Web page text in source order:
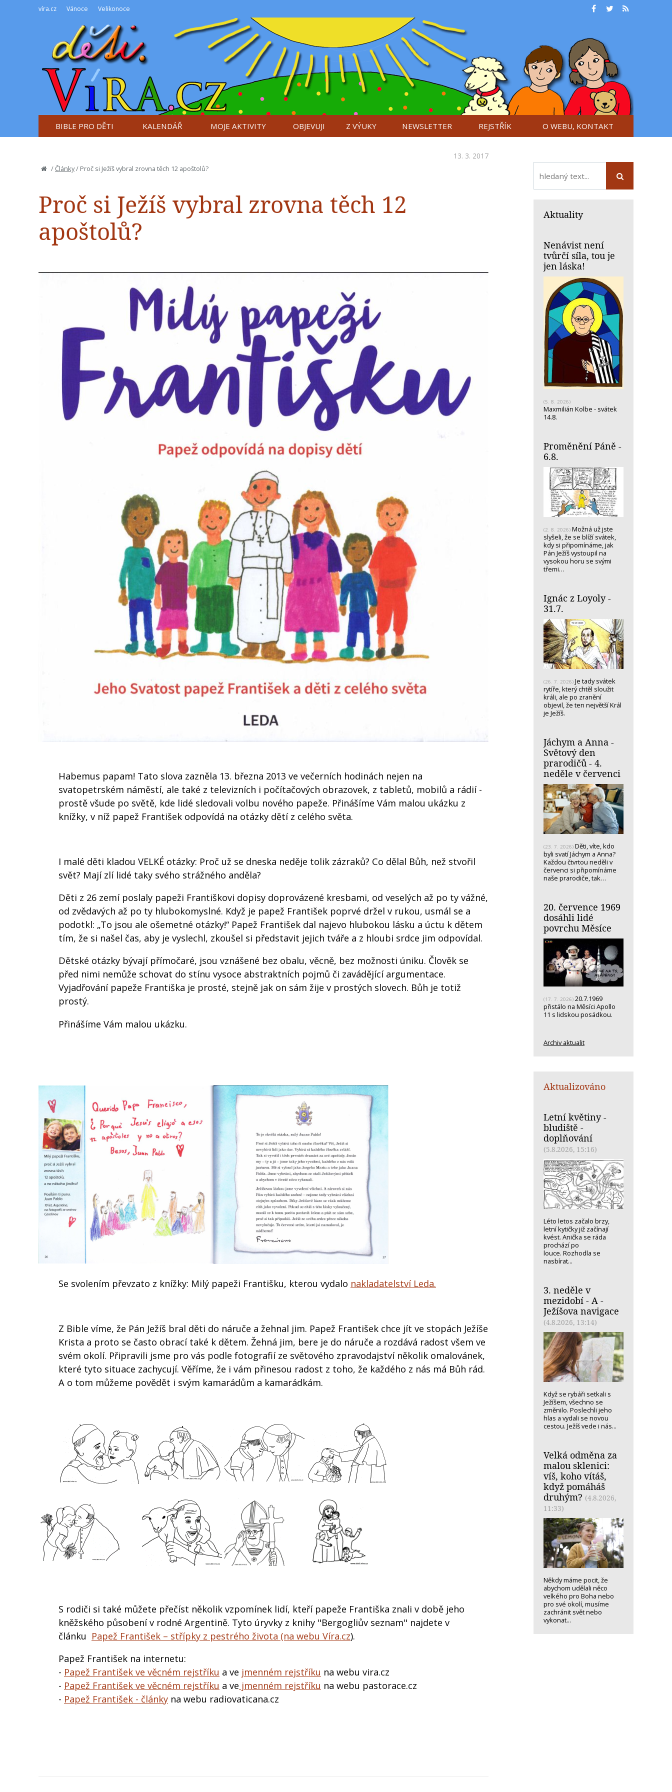
víra.cz Vánoce Velikonoce
BIBLE PRO DĚTI KALENDÁŘ MOJE AKTIVITY OBJEVUJI Z VÝUKY NEWSLETTER REJSTŘÍK O WEBU, KONTAKT
13. 3. 2017
/Články/ Proč si Ježíš vybral zrovna těch 12 apoštolů?
Proč si Ježíš vybral zrovna těch 12
apoštolů?
Habemus papam! Tato slova zazněla 13. března 2013 ve večerních hodinách nejen na
svatopetrském náměstí, ale také z televizních i počítačových obrazovek, z tabletů, mobilů a rádií -
prostě všude po světě, kde lidé sledovali volbu nového papeže. Přinášíme Vám malou ukázku z
knížky, v níž papež František odpovídá na otázky dětí z celého světa.
I malé děti kladou VELKÉ otázky: Proč už se dneska neděje tolik zázraků? Co dělal Bůh, než stvořil
svět? Mají zlí lidé taky svého strážného anděla?
Děti z 26 zemí poslaly papeži Františkovi dopisy doprovázené kresbami, od veselých až po ty vážné,
od zvědavých až po ty hlubokomyslné. Když je papež František poprvé držel v rukou, usmál se a
podotkl: „To jsou ale ošemetné otázky!“ Papež František dal najevo hlubokou lásku a úctu k dětem
tím, že si našel čas, aby je vyslechl, zkoušel si představit jejich tváře a z hloubi srdce jim odpovídal.
Dětské otázky bývají přímočaré, jsou vznášené bez obalu, věcně, bez možnosti úniku. Člověk se
před nimi nemůže schovat do stínu vysoce abstraktních pojmů či zavádějící argumentace.
Vyjadřování papeže Františka je prosté, stejně jak on sám žije v prostých slovech. Bůh je totiž
prostý.
Přinášíme Vám malou ukázku.
Se svolením převzato z knížky: Milý papeži Františku, kterou vydalo nakladatelství Leda.
Z Bible víme, že Pán Ježíš bral děti do náruče a žehnal jim. Papež František chce jít ve stopách Ježíše
Krista a proto se často obrací také k dětem. Žehná jim, bere je do náruče a rozdává radost všem ve
svém okolí. Připravili jsme pro vás podle fotografií ze světového zpravodajství několik omalovánek,
které tyto situace zachycují. Věříme, že i vám přinesou radost z toho, že každého z nás má Bůh rád.
A o tom můžeme povědět i svým kamarádům a kamarádkám.
S rodiči si také můžete přečíst několik vzpomínek lidí, kteří papeže Františka znali v době jeho
kněžského působení v rodné Argentině. Tyto úryvky z knihy "Bergogliův seznam" najdete v
článku Papež František – střípky z pestrého života (na webu Víra.cz).
Papež František na internetu:
- Papež František ve věcném rejstříku a ve jmenném rejstříku na webu vira.cz
- Papež František ve věcném rejstříku a ve jmenném rejstříku na webu pastorace.cz
- Papež František - články na webu radiovaticana.cz
Aktuality
Nenávist není
tvůrčí síla, tou je
jen láska!
(5. 8. 2026)
Maxmilián Kolbe - svátek
14.8.
Proměnění Páně -
6.8.
(2. 8. 2026) Možná už jste
slyšeli, že se blíží svátek,
kdy si připomínáme, jak
Pán Ježíš vystoupil na
vysokou horu se svými
třemi…
Ignác z Loyoly -
31.7.
(26. 7. 2026) Je tady svátek
rytíře, který chtěl sloužit
králi, ale po zranění
objevil, že ten největší Král
je Ježíš.
Jáchym a Anna -
Světový den
prarodičů - 4.
neděle v červenci
(23. 7. 2026) Děti, víte, kdo
byli svatí Jáchym a Anna?
Každou čtvrtou neděli v
červenci si připomínáme
naše prarodiče, tak…
20. července 1969
dosáhli lidé
povrchu Měsíce
(17. 7. 2026) 20.7.1969
přistálo na Měsíci Apollo
11 s lidskou posádkou.
Archiv aktualit
Aktualizováno
Letní květiny -
bludiště -
doplňování
(5.8.2026, 15:16)
Léto letos začalo brzy,
letní kytičky již začínají
kvést. Anička se ráda
prochází po
louce. Rozhodla se
nasbírat...
3. neděle v
mezidobí - A -
Ježíšova navigace
(4.8.2026, 13:14)
Když se rybáři setkali s
Ježíšem, všechno se
změnilo. Poslechli jeho
hlas a vydali se novou
cestou. Ježíš vede i nás...
Velká odměna za
malou sklenici:
víš, koho vítáš,
když pomáháš
druhým? (4.8.2026,
11:33)
Někdy máme pocit, že
abychom udělali něco
velkého pro Boha nebo
pro své okolí, musíme
zachránit svět nebo
vykonat...